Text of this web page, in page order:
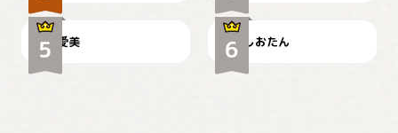
爱美 しおたん